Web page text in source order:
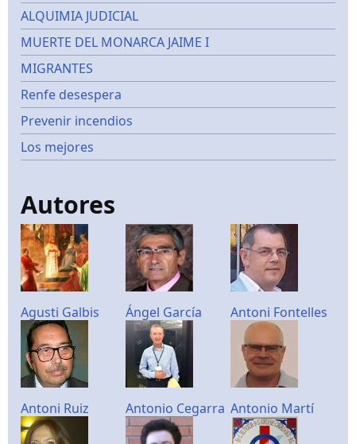
ALQUIMIA JUDICIAL
MUERTE DEL MONARCA JAIME I
MIGRANTES
Renfe desespera
Prevenir incendios
Los mejores
Autores
Agusti Galbis Ángel García Antoni Fontelles
Antoni Ruiz Antonio Cegarra Antonio Martí